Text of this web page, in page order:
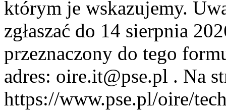
którym je wskazujemy.
zgłaszać do 14 sierpnia
przeznaczony do tego
adres: oire.it@pse.pl . Na
https://www.pse.pl/oire/